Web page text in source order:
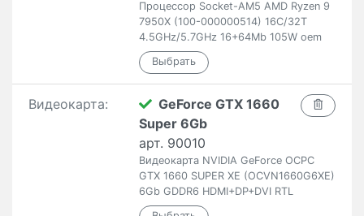
Процессор Socket-AM5 AMD Ryzen 9
7950X (100-000000514) 16C/32T
4.5GHz/5.7GHz 16+64Mb 105W oem
Видеокарта:
GeForce GTX 1660
Super 6Gb
арт. 90010
Видеокарта NVIDIA GeForce OCPC
GTX 1660 SUPER XE (OCVN1660G6XE)
6Gb GDDR6 HDMI+DP+DVI RTL